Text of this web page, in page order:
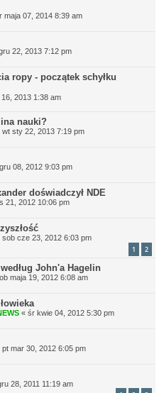
maja 07, 2014 8:39 am
22, 2013 7:12 pm
ropy - początek schyłku
2013 1:38 am
nauki?
wt sty 22, 2013 7:19 pm
08, 2012 9:03 pm
doświadczył NDE
21, 2012 10:06 pm
sob cze 23, 2012 6:03 pm
1 2
John'a Hagelin
maja 19, 2012 6:08 am
« śr kwie 04, 2012 5:30 pm
pt mar 30, 2012 6:05 pm
28, 2011 11:19 am